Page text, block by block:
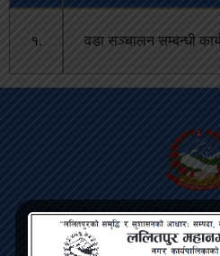
१. वडा सञ्‍चालन सम्बन्धी
Lalitpur
Bagmati Pradesh,